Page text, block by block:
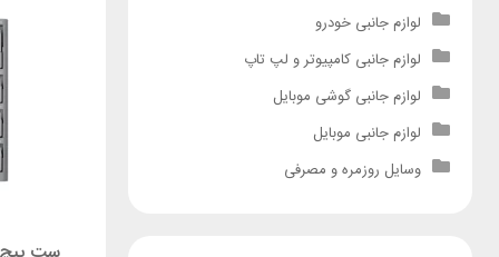
لوازم جانبی خودرو
لوازم جانبی کامپیوتر و لپ تاپ
لوازم جانبی گوشی موبایل
لوازم جانبی موبایل
وسایل روزمره و مصرفی